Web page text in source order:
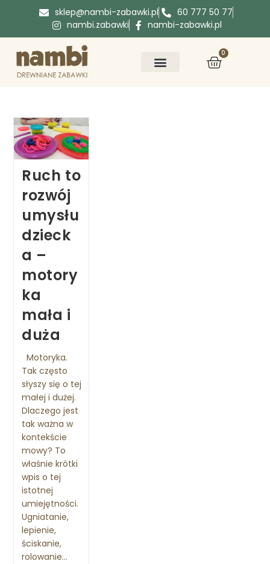
sklep@nambi-zabawki.pl
60 777 50 77
nambi.zabawki
nambi-zabawki.pl
0
Ruch to
rozwój
umysłu
dzieck
a –
motory
ka
mała i
duża
Motoryka.
Tak często
słyszy się o tej
małej i dużej.
Dlaczego jest
tak ważna w
kontekście
mowy? To
właśnie krótki
wpis o tej
istotnej
umiejętności.
Ugniatanie,
lepienie,
ściskanie,
rolowanie…